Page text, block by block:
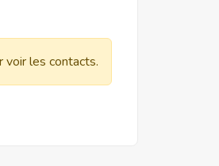
voir les contacts.